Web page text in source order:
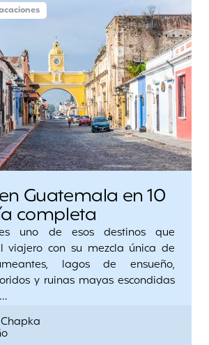
Guatemala en 10
completa
uno de esos destinos que
viajero con su mezcla única de
lagos de ensueño,
y ruinas mayas escondidas